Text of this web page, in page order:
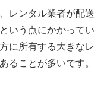
レンタル業者が配送
いう点にかかってい
に所有する大きなレ
ることが多いです。